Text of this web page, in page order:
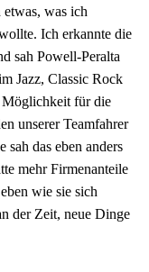
was ich
Ich erkannte die
sah Powell-Peralta
Jazz, Classic Rock
Möglichkeit für die
unserer Teamfahrer
sah das eben anders
mehr Firmenanteile
wie sie sich
der Zeit, neue Dinge